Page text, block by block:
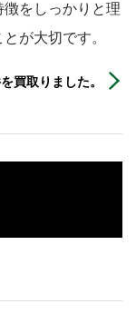
をしっかりと理
が大切です。
買取りました。